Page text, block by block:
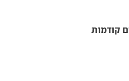
קודמות